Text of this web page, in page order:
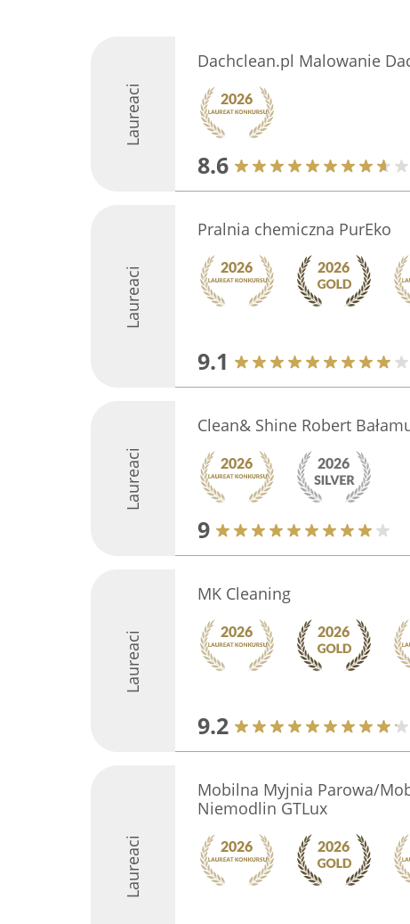
Laureaci
Dachclean.pl Malowanie
8.6
Laureaci
Pralnia chemiczna PurEko
9.1
Laureaci
Clean& Shine Robert
9
Laureaci
MK Cleaning
9.2
Laureaci
Mobilna Myjnia Parowa/
Niemodlin GTLux